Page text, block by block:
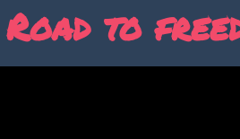
Road to